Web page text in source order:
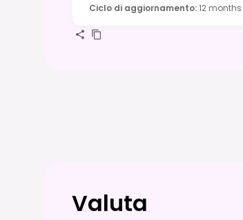
Ciclo di aggiornamento:12 months
Valuta